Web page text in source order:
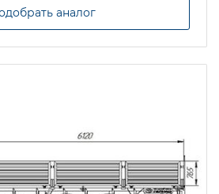
аналог